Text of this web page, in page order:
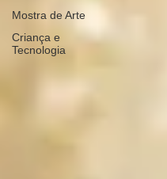
Mostra de Arte
Criança e
Tecnologia